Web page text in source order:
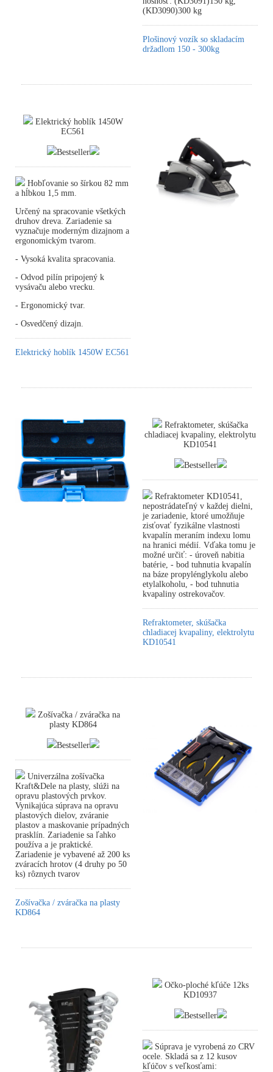
(KD3090)300 kg
Plošinový vozík so skladacím
držadlom 150 - 300kg
Elektrický hoblík 1450W
EC561
Bestseller
Hobľovanie so šírkou 82 mm
a hĺbkou 1,5 mm.
Určený na spracovanie všetkých
druhov dreva. Zariadenie sa
vyznačuje moderným dizajnom a
ergonomickým tvarom.
- Vysoká kvalita spracovania.
- Odvod pilín pripojený k
vysávaču alebo vrecku.
- Ergonomický tvar.
- Osvedčený dizajn.
Elektrický hoblík 1450W EC561
Refraktometer, skúšačka
chladiacej kvapaliny, elektrolytu
KD10541
Bestseller
Refraktometer KD10541,
nepostrádateľný v každej dielni,
je zariadenie, ktoré umožňuje
zisťovať fyzikálne vlastnosti
kvapalín meraním indexu lomu
na hranici médií. Vďaka tomu je
možné určiť: - úroveň nabitia
batérie, - bod tuhnutia kvapalín
na báze propylénglykolu alebo
etylalkoholu, - bod tuhnutia
kvapaliny ostrekovačov.
Refraktometer, skúšačka
chladiacej kvapaliny, elektrolytu
KD10541
Zošívačka / zváračka na
plasty KD864
Bestseller
Univerzálna zošívačka
Kraft&Dele na plasty, slúži na
opravu plastových prvkov.
Vynikajúca súprava na opravu
plastových dielov, zváranie
plastov a maskovanie prípadných
prasklín. Zariadenie sa ľahko
používa a je praktické.
Zariadenie je vybavené až 200 ks
zváracích hrotov (4 druhy po 50
ks) rôznych tvarov
Zošívačka / zváračka na plasty
KD864
Očko-ploché kľúče 12ks
KD10937
Bestseller
Súprava je vyrobená zo CRV
ocele. Skladá sa z 12 kusov
kľúčov s veľkosťami: